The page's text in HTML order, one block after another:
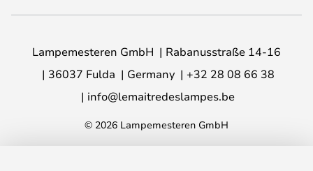
Lampemesteren GmbH
Rabanusstraße 14-16
36037 Fulda
Germany
+32 28 08 66 38
info@lemaitredeslampes.be
© 2026 Lampemesteren GmbH